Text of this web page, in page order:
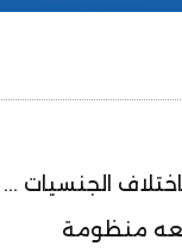
الجنسيات ...
منظومة